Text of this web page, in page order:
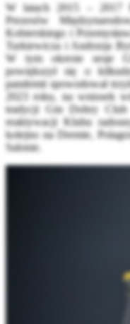
W latach 2015 – 2017
Prezesów
Kobierskiego i
Turkiewicza i Andrzeja
W tym okresie sesje
powiększył się o
pandemii spowodował
2023 roku, na wniosek
tradycji Gin Dobry Club
reaktywacji Klubu
kolejno na Dremie,
Salonie.